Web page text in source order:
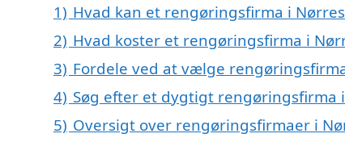
1) Hvad kan et rengøringsfirma i
2) Hvad koster et rengøringsfirma i
3) Fordele ved at vælge
4) Søg efter et dygtigt
5) Oversigt over rengøringsfirmaer i